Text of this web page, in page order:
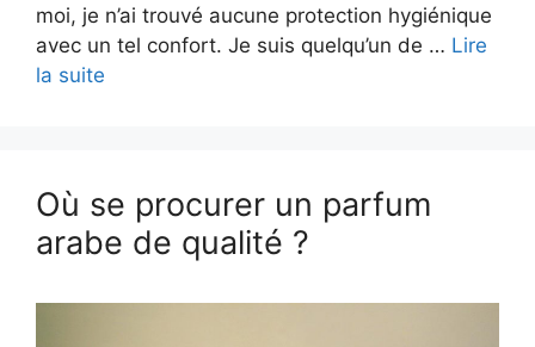
moi, je n’ai trouvé aucune protection hygiénique
avec un tel confort. Je suis quelqu’un de … Lire
la suite
Où se procurer un parfum
arabe de qualité ?